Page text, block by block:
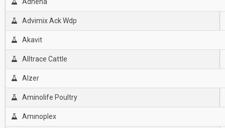
Advimix Ack Wdp
Akavit
Alltrace Cattle
Alzer
Aminolife Poultry
Amınoplex